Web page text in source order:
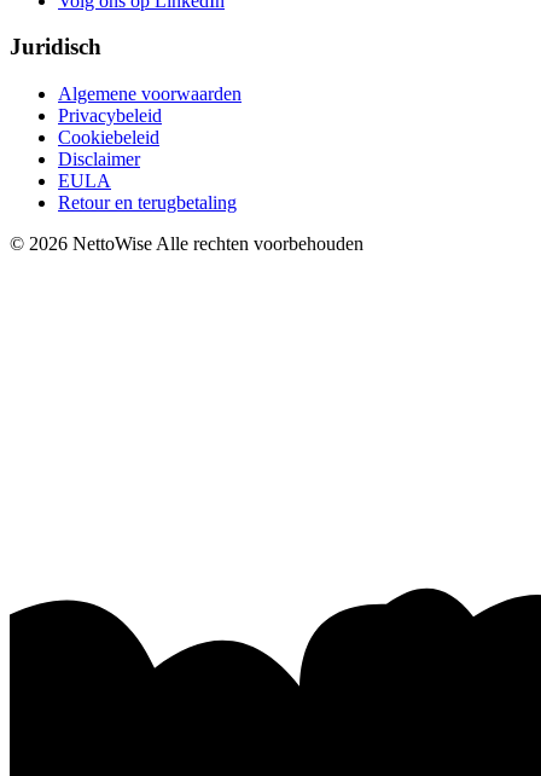
Juridisch
Algemene voorwaarden
Privacybeleid
Cookiebeleid
Disclaimer
EULA
Retour en terugbetaling
© 2026 NettoWise Alle rechten voorbehouden